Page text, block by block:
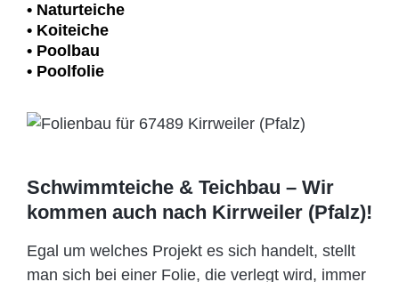
• Naturteiche
• Koiteiche
• Poolbau
• Poolfolie
Schwimmteiche & Teichbau – Wir
kommen auch nach Kirrweiler (Pfalz)!
Egal um welches Projekt es sich handelt, stellt
man sich bei einer Folie, die verlegt wird, immer